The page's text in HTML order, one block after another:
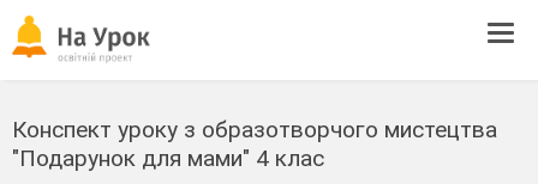
Конспект уроку з образотворчого мистецтва
"Подарунок для мами" 4 клас